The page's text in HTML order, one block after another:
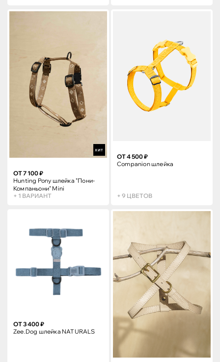
ХИТ
ОТ 7 100 ₽
Hunting Pony шлейка "Пони-
Компаньони" Mini
+ 1 ВАРИАНТ
ОТ 4 500 ₽
Companion шлейка
+ 9 ЦВЕТОВ
ОТ 3 400 ₽
Zee.Dog шлейка NATURALS